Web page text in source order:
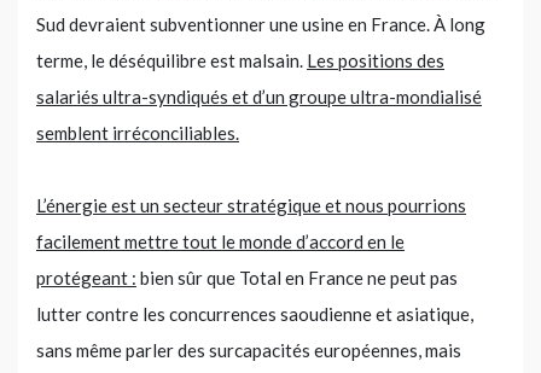
Sud devraient subventionner une usine en France. À long
terme, le déséquilibre est malsain. Les positions des
salariés ultra-syndiqués et d’un groupe ultra-mondialisé
semblent irréconciliables.
L’énergie est un secteur stratégique et nous pourrions
facilement mettre tout le monde d’accord en le
protégeant : bien sûr que Total en France ne peut pas
lutter contre les concurrences saoudienne et asiatique,
sans même parler des surcapacités européennes, mais